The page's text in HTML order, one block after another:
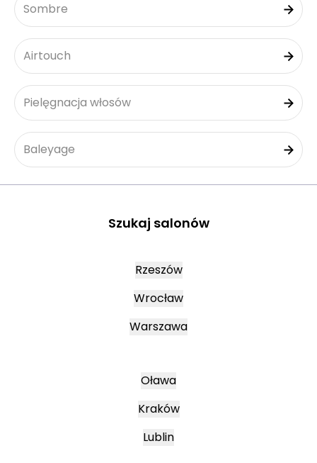
Sombre
Airtouch
Pielęgnacja włosów
Baleyage
Szukaj salonów
Rzeszów
Wrocław
Warszawa
Oława
Kraków
Lublin